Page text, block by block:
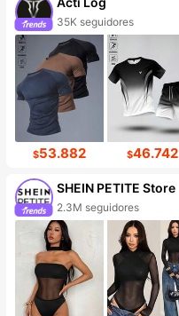
35K seguidores
$53.882 $46.742
SHEIN PETITE Store
2.3M seguidores